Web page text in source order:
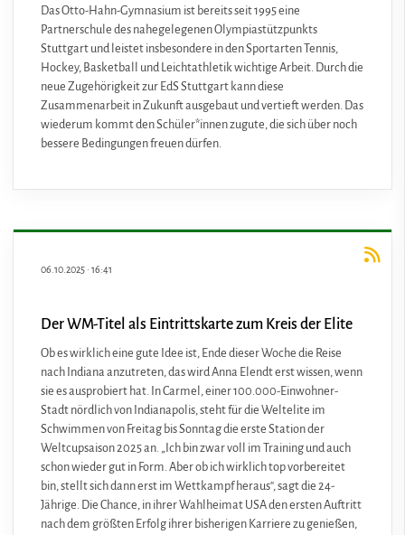
Das Otto-Hahn-Gymnasium ist bereits seit 1995 eine
Partnerschule des nahegelegenen Olympiastützpunkts
Stuttgart und leistet insbesondere in den Sportarten Tennis,
Hockey, Basketball und Leichtathletik wichtige Arbeit. Durch die
neue Zugehörigkeit zur EdS Stuttgart kann diese
Zusammenarbeit in Zukunft ausgebaut und vertieft werden. Das
wiederum kommt den Schüler*innen zugute, die sich über noch
bessere Bedingungen freuen dürfen.
06.10.2025 · 16:41
Der WM-Titel als Eintrittskarte zum Kreis der Elite
Ob es wirklich eine gute Idee ist, Ende dieser Woche die Reise
nach Indiana anzutreten, das wird Anna Elendt erst wissen, wenn
sie es ausprobiert hat. In Carmel, einer 100.000-Einwohner-
Stadt nördlich von Indianapolis, steht für die Weltelite im
Schwimmen von Freitag bis Sonntag die erste Station der
Weltcupsaison 2025 an. „Ich bin zwar voll im Training und auch
schon wieder gut in Form. Aber ob ich wirklich top vorbereitet
bin, stellt sich dann erst im Wettkampf heraus“, sagt die 24-
Jährige. Die Chance, in ihrer Wahlheimat USA den ersten Auftritt
nach dem größten Erfolg ihrer bisherigen Karriere zu genießen,